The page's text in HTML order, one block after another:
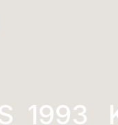
1993